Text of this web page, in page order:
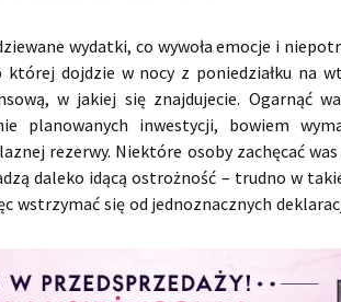
wydatki, co wywoła emocje i
której dojdzie w nocy z poniedziałku na
w jakiej się znajdujecie. Ogarnąć
planowanych inwestycji, bowiem
rezerwy. Niektóre osoby zachęcać
daleko idącą ostrożność – trudno w
wstrzymać się od jednoznacznych